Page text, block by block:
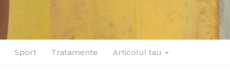
Sport Tratamente Articolul tau